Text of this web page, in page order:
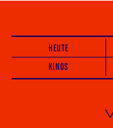
HEUTE
KINOS